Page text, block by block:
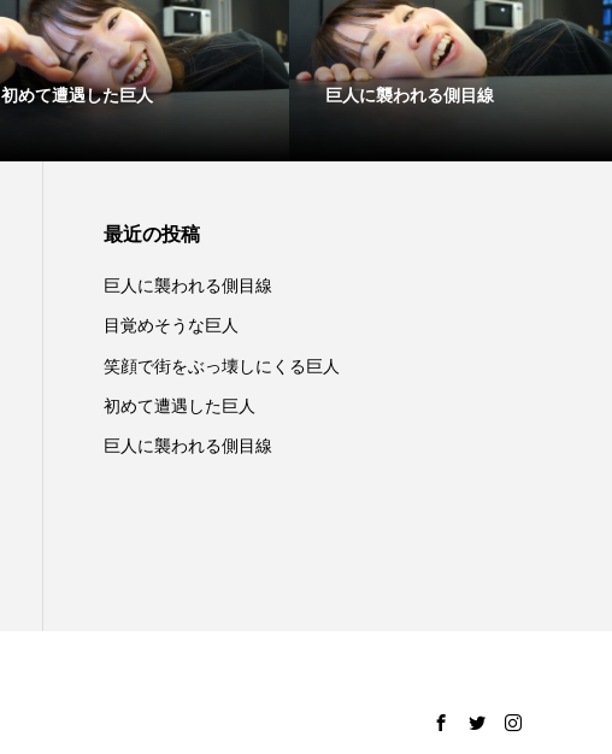
初めて遭遇した巨人 巨人に襲われる側目線
最近の投稿
巨人に襲われる側目線
目覚めそうな巨人
笑顔で街をぶっ壊しにくる巨人
初めて遭遇した巨人
巨人に襲われる側目線